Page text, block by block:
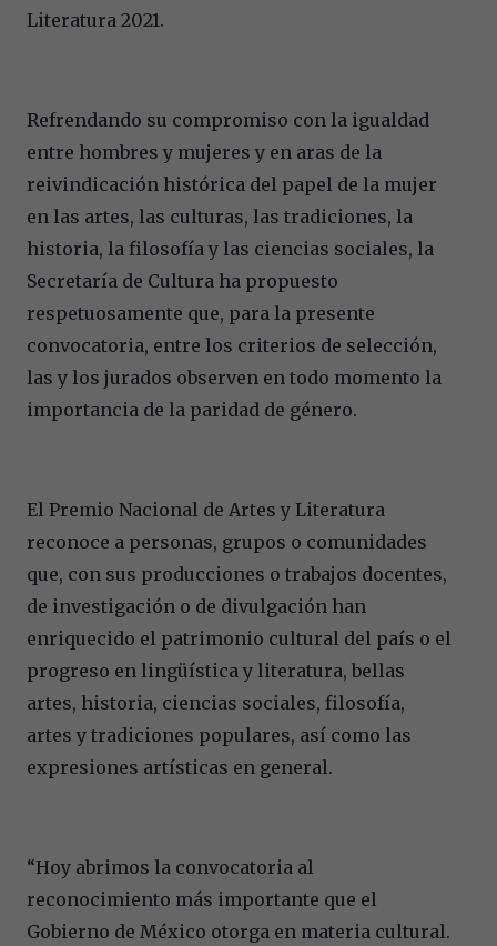
Literatura 2021.
Refrendando su compromiso con la igualdad
entre hombres y mujeres y en aras de la
reivindicación histórica del papel de la mujer
en las artes, las culturas, las tradiciones, la
historia, la filosofía y las ciencias sociales, la
Secretaría de Cultura ha propuesto
respetuosamente que, para la presente
convocatoria, entre los criterios de selección,
las y los jurados observen en todo momento la
importancia de la paridad de género.
El Premio Nacional de Artes y Literatura
reconoce a personas, grupos o comunidades
que, con sus producciones o trabajos docentes,
de investigación o de divulgación han
enriquecido el patrimonio cultural del país o el
progreso en lingüística y literatura, bellas
artes, historia, ciencias sociales, filosofía,
artes y tradiciones populares, así como las
expresiones artísticas en general.
“Hoy abrimos la convocatoria al
reconocimiento más importante que el
Gobierno de México otorga en materia cultural.